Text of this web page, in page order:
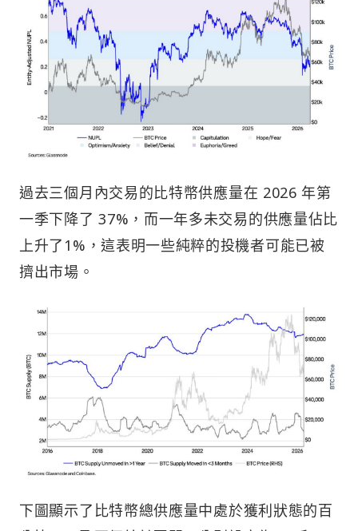
過去三個月內交易的比特幣供應量在 2026 年第
一季下降了 37%，而一年多未交易的供應量佔比
上升了1%，這表明一些純粹的投機者可能已被
擠出市場。
下圖顯示了比特幣總供應量中處於獲利狀態的百